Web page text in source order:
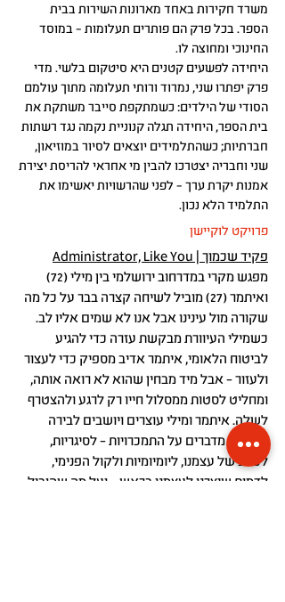
משרד חקירות באחד מארונות השירות בבית
הספר. בכל פרק הם פותרים תעלומות – במוסד
החינוכי ומחוצה לו.
היחידה לפשעים קטנים היא סיטקום בלשי. מדי
פרק יפתרו שני, נמרוד ורותי תעלומה מתוך עולמם
הסודי של הילדים: כשמתקפת סייבר משתקת את
בית הספר, היחידה תגלה קנוניית נקמה נגד רשתות
חברתיות; כשהתלמידים יוצאים לסיור במוזיאון,
שני וחבריה יצטרכו להבין מי אחראי להריסת יצירת
אמנות יקרת ערך – לפני שהרשויות יאשימו את
התלמיד הלא נכון.
פרויקט לוקיישן
פקיד שכמוך | Administrator, Like You
מפגש מקרי במדרחוב ירושלמי בין מילי (72)
ואיתמר (27) מוביל לשיחה קצרה בבר על כל מה
שקורה מול עינינו אבל אנו לא שמים אליו לב.
כשמילי העיוורת מבקשת עזרה כדי להגיע
לביטוח הלאומי, איתמר אדיב מספיק כדי לעצור
ולעזור – אבל מיד מבחין שהוא לא רואה אותה,
ומחליט לסטות ממסלול חייו רק לרגע ולהצטרף
לשלה. איתמר ומילי עוצרים ויושבים לבירה
ונרגילה, מדברים על התמכרויות – לסיגריות,
לכאב של עצמנו, ליומיומיות ולקול הפנימי,
לדמות שיצרנו לעצמנו בראש – ועל מה שהוביל